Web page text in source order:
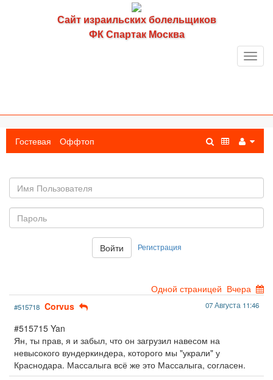
Сайт израильских болельщиков
ФК Спартак Москва
Гостевая Оффтоп
пользователя
Войти Регистрация
Одной страницей Вчера
#515718 Corvus 07 Августа 11:46
#515715 Yan
Ян, ты прав, я и забыл, что он загрузил навесом на
невысокого вундеркиндера, которого мы "украли" у
Краснодара. Массалыга всё же это Массалыга, согласен.